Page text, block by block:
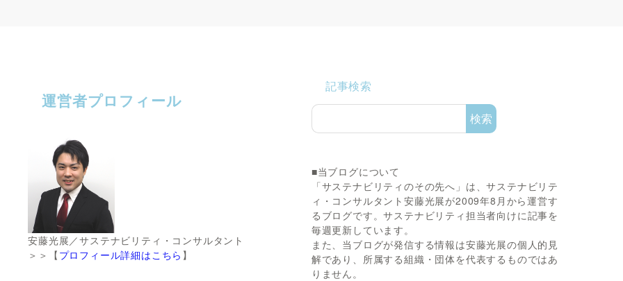
運営者プロフィール
安藤光展／サステナビリティ・コンサルタント
＞＞【 プロフィール詳細はこちら 】
記事検索
検索
■当ブログについて
「サステナビリティのその先へ」は、サステナビリテ
ィ・コンサルタント安藤光展が2009年8月から運営す
るブログです。サステナビリティ担当者向けに記事を
毎週更新しています。
また、当ブログが発信する情報は安藤光展の個人的見
解であり、所属する組織・団体を代表するものではあ
りません。